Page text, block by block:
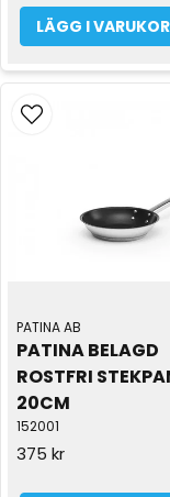
LÄGG I
PATINA AB
PATINA BELAGD
ROSTFRI
20CM
152001
375 kr